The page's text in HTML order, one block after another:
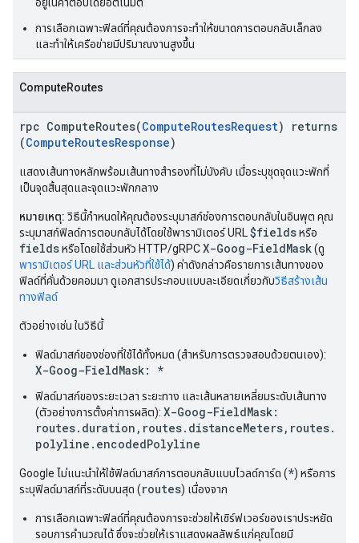
การเลือกเฉพาะฟิลด์ที่คุณต้องการจะทำให้ขนาดการตอบกลับเล็กลง
และทำให้เครือข่ายมีปริมาณงานสูงขึ้น
ComputeRoutes
rpc ComputeRoutes(ComputeRoutesRequest) returns
(ComputeRoutesResponse)
แสดงเส้นทางหลักพร้อมเส้นทางสำรองที่ไม่บังคับ เมื่อระบุชุดจุดแวะพักที่
เป็นจุดสิ้นสุดและจุดแวะพักกลาง
หมายเหตุ: วิธีนี้กำหนดให้คุณต้องระบุมาสก์ช่องการตอบกลับในอินพุต คุณ
ระบุมาสก์ฟิลด์การตอบกลับได้โดยใช้พารามิเตอร์ URL $fieldsหรือ
fieldsหรือโดยใช้ส่วนหัว HTTP/gRPCX-Goog-FieldMask(ดู
พารามิเตอร์ URL และส่วนหัวที่ใช้ได้) ค่าดังกล่าวคือรายการเส้นทางของ
ฟิลด์ที่คั่นด้วยคอมมา ดูเอกสารประกอบแบบละเอียดเกี่ยวกับวิธีสร้างเส้น
ทางฟิลด์
ตัวอย่างเช่น ในวิธีนี้
ฟิลด์มาสก์ของช่องที่ใช้ได้ทั้งหมด (สำหรับการตรวจสอบด้วยตนเอง):
X-Goog-FieldMask: *
ฟิลด์มาสก์ของระยะเวลา ระยะทาง และเส้นหลายเหลี่ยมระดับเส้นทาง
(ตัวอย่างการตั้งค่าการผลิต): X-Goog-FieldMask:
routes.duration,routes.distanceMeters,routes.
polyline.encodedPolyline
Google ไม่แนะนำให้ใช้ฟิลด์มาสก์การตอบกลับแบบไวลด์การ์ด (*) หรือการ
ระบุฟิลด์มาสก์ที่ระดับบนสุด (routes) เนื่องจาก
การเลือกเฉพาะฟิลด์ที่คุณต้องการจะช่วยให้เซิร์ฟเวอร์ของเราประหยัด
รอบการคำนวณได้ ซึ่งจะช่วยให้เราแสดงผลลัพธ์แก่คุณโดยมี